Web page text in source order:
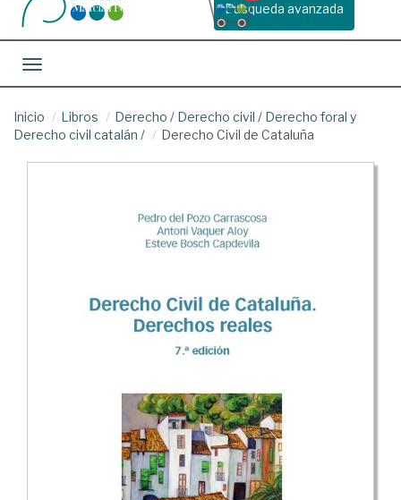
Busqueda avanzada
Toggle navigation
Inicio Libros Derecho / Derecho civil / Derecho foral y
Derecho civil catalán / Derecho Civil de Cataluña